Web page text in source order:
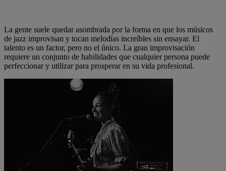
La gente suele quedar asombrada por la forma en que los músicos
de jazz improvisan y tocan melodías increíbles sin ensayar. El
talento es un factor, pero no el único. La gran improvisación
requiere un conjunto de habilidades que cualquier persona puede
perfeccionar y utilizar para prosperar en su vida profesional.